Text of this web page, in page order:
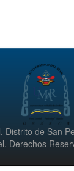
de San
Derechos